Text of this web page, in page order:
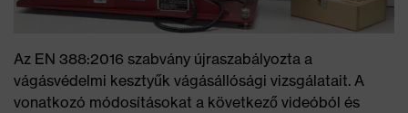
Az EN 388:2016 szabvány újraszabályozta a
vágásvédelmi kesztyűk vágásállósági vizsgálatait. A
vonatkozó módosításokat a következő videóból és